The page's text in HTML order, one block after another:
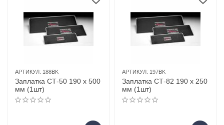
АРТИКУЛ: 188BK
Заплатка СТ-50 190 х 500
мм (1шт)
АРТИКУЛ: 197BK
Заплатка СТ-82 190 х 250
мм (1шт)